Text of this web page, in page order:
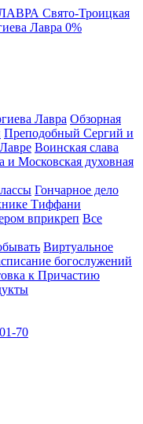
Свято-Троицкая
Лавра 0%
Лавра Обзорная
Преподобный Сергий и
Воинская слава
и Московская духовная
Гончарное дело
Тиффани
вприкреп Все
Виртуальное
богослужений
к Причастию
70